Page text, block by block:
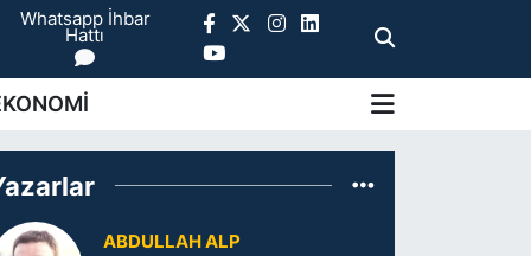
Whatsapp İhbar
Hattı
ABDULLAH ALP